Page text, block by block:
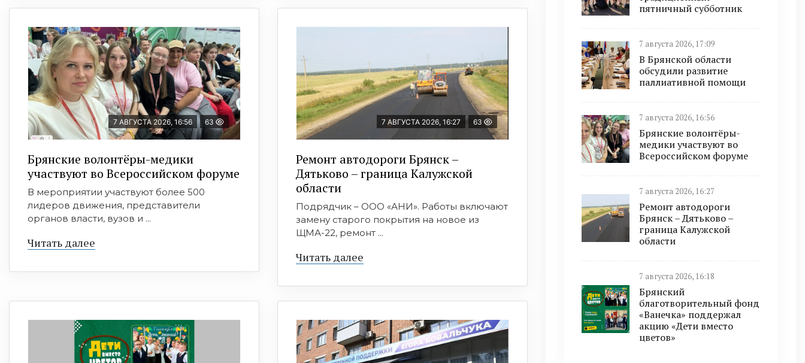
7 АВГУСТА 2026, 16:56 63
Брянские волонтёры-медики
участвуют во Всероссийском форуме
В мероприятии участвуют более 500
лидеров движения, представители
органов власти, вузов и ...
Читать далее
7 АВГУСТА 2026, 16:27 63
Ремонт автодороги Брянск –
Дятьково – граница Калужской
области
Подрядчик – ООО «АНИ». Работы включают
замену старого покрытия на новое из
ЩМА-22, ремонт ...
Читать далее
пятничный субботник
7 августа 2026, 17:09
В Брянской области
обсудили развитие
паллиативной помощи
7 августа 2026, 16:56
Брянские волонтёры-
медики участвуют во
Всероссийском форуме
7 августа 2026, 16:27
Ремонт автодороги
Брянск – Дятьково –
граница Калужской
области
7 августа 2026, 16:18
Брянский
благотворительный фонд
«Ванечка» поддержал
акцию «Дети вместо
цветов»